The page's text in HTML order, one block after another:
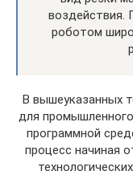
воздействия.
роботом
В вышеуказанных
для
программной
процесс начиная